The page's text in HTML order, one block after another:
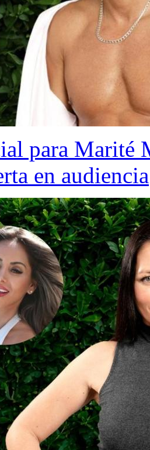
para Marité
en audiencia